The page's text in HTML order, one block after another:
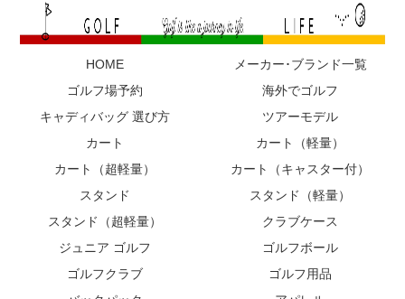
HOME
メーカー･ブランド一覧
ゴルフ場予約
海外でゴルフ
キャディバッグ 選び方
ツアーモデル
カート
カート（軽量）
カート（超軽量）
カート（キャスター付）
スタンド
スタンド（軽量）
スタンド（超軽量）
クラブケース
ジュニア ゴルフ
ゴルフボール
ゴルフクラブ
ゴルフ用品